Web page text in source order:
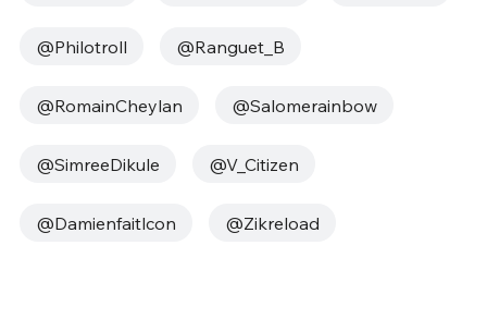
@Philotroll @Ranguet_B
@RomainCheylan @Salomerainbow
@SimreeDikule @V_Citizen
@Damienfaitlcon @Zikreload